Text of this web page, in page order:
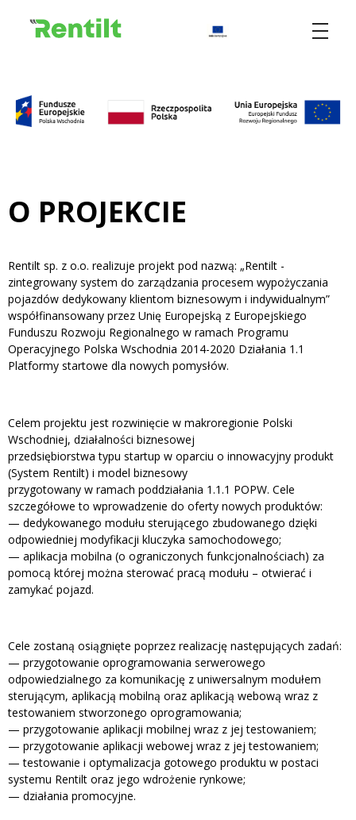
O PROJEKCIE
Rentilt sp. z o.o. realizuje projekt pod nazwą: „Rentilt -
zintegrowany system do zarządzania procesem wypożyczania
pojazdów dedykowany klientom biznesowym i indywidualnym”
współfinansowany przez Unię Europejską z Europejskiego
Funduszu Rozwoju Regionalnego w ramach Programu
Operacyjnego Polska Wschodnia 2014-2020 Działania 1.1
Platformy startowe dla nowych pomysłów.
Celem projektu jest rozwinięcie w makroregionie Polski
Wschodniej, działalności biznesowej
przedsiębiorstwa typu startup w oparciu o innowacyjny produkt
(System Rentilt) i model biznesowy
przygotowany w ramach poddziałania 1.1.1 POPW. Cele
szczegółowe to wprowadzenie do oferty nowych produktów:
— dedykowanego modułu sterującego zbudowanego dzięki
odpowiedniej modyfikacji kluczyka samochodowego;
— aplikacja mobilna (o ograniczonych funkcjonalnościach) za
pomocą której można sterować pracą modułu – otwierać i
zamykać pojazd.
Cele zostaną osiągnięte poprzez realizację następujących zadań:
— przygotowanie oprogramowania serwerowego
odpowiedzialnego za komunikację z uniwersalnym modułem
sterującym, aplikacją mobilną oraz aplikacją webową wraz z
testowaniem stworzonego oprogramowania;
— przygotowanie aplikacji mobilnej wraz z jej testowaniem;
— przygotowanie aplikacji webowej wraz z jej testowaniem;
— testowanie i optymalizacja gotowego produktu w postaci
systemu Rentilt oraz jego wdrożenie rynkowe;
— działania promocyjne.